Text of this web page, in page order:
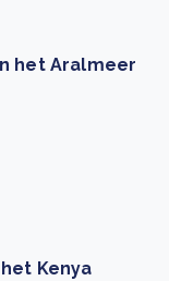
het Aralmeer
Kenya